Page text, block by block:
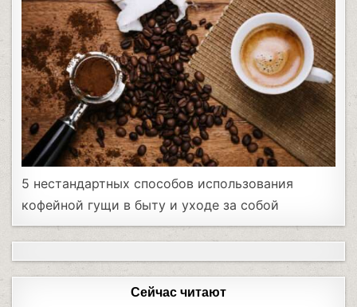
5 нестандартных способов использования
кофейной гущи в быту и уходе за собой
Сейчас читают